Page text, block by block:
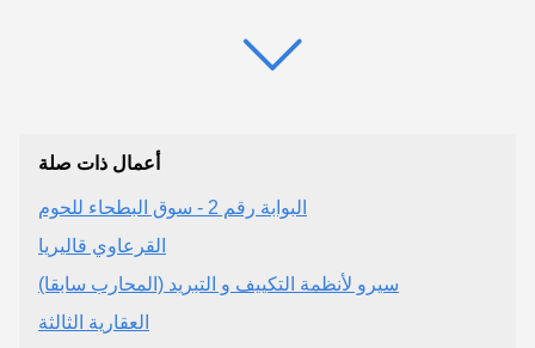
أعمال ذات صلة
البوابة رقم 2 - سوق البطحاء للحوم
القرعاوي قاليريا
سيرو لأنظمة التكييف و التبريد (المحارب سابقا)
العقارية الثالثة